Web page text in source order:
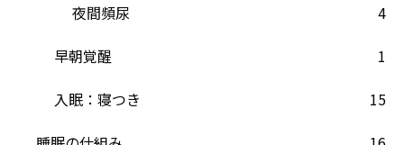
夜間頻尿
4
早朝覚醒
1
入眠：寝つき
15